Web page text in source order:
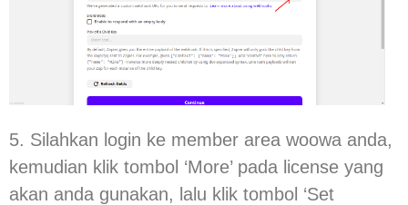
5. Silahkan login ke member area woowa anda,
kemudian klik tombol ‘More’ pada license yang
akan anda gunakan, lalu klik tombol ‘Set